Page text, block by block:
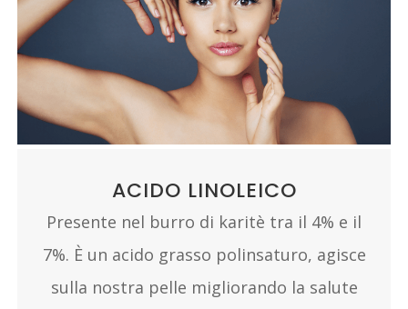
ACIDO LINOLEICO
Presente nel burro di karitè tra il 4% e il
7%. È un acido grasso polinsaturo, agisce
sulla nostra pelle migliorando la salute